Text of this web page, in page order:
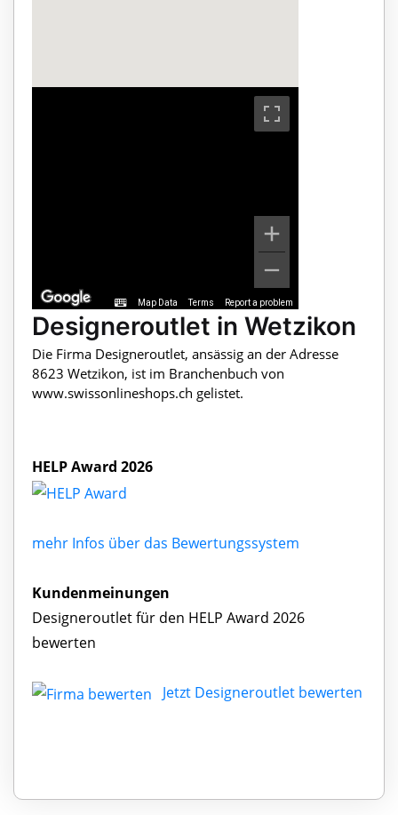
Map Data Terms Report a problem
Designeroutlet in Wetzikon
Die Firma Designeroutlet, ansässig an der Adresse
8623 Wetzikon, ist im Branchenbuch von
www.swissonlineshops.ch gelistet.
HELP Award 2026
mehr Infos über das Bewertungssystem
Kundenmeinungen
Designeroutlet für den HELP Award 2026
bewerten
Jetzt Designeroutlet bewerten